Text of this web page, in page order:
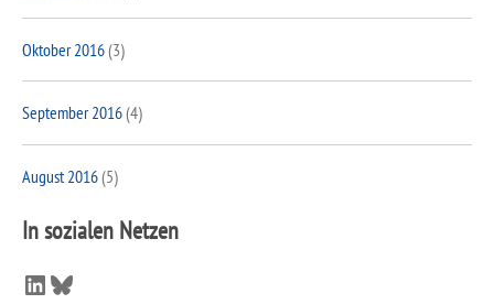
Oktober 2016(3)
September 2016(4)
August 2016(5)
In sozialen Netzen
LinkedIn
Bluesky